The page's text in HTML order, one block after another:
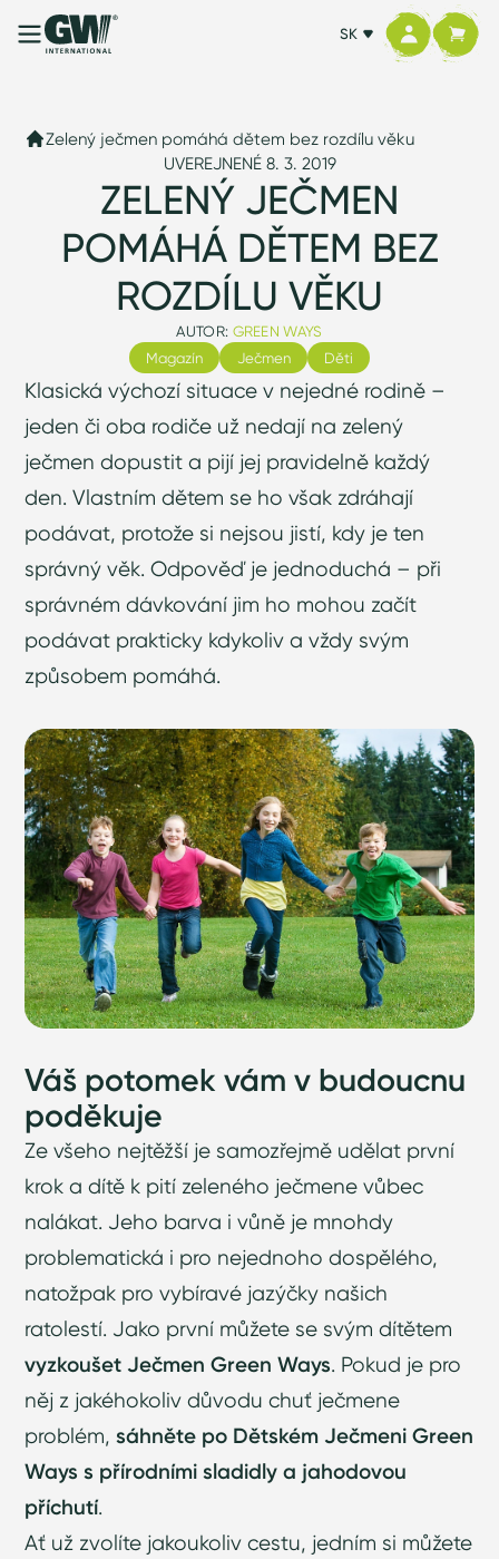
SK
Zelený ječmen pomáhá dětem bez rozdílu věku
UVEREJNENÉ 8. 3. 2019
ZELENÝ JEČMEN
POMÁHÁ DĚTEM BEZ
ROZDÍLU VĚKU
AUTOR: GREEN WAYS
Magazín
Ječmen Děti
Klasická výchozí situace v nejedné rodině –
jeden či oba rodiče už nedají na zelený
ječmen dopustit a pijí jej pravidelně každý
den. Vlastním dětem se ho však zdráhají
podávat, protože si nejsou jistí, kdy je ten
správný věk. Odpověď je jednoduchá – při
správném dávkování jim ho mohou začít
podávat prakticky kdykoliv a vždy svým
způsobem pomáhá.
Váš potomek vám v budoucnu
poděkuje
Ze všeho nejtěžší je samozřejmě udělat první
krok a dítě k pití zeleného ječmene vůbec
nalákat. Jeho barva i vůně je mnohdy
problematická i pro nejednoho dospělého,
natožpak pro vybíravé jazýčky našich
ratolestí. Jako první můžete se svým dítětem
vyzkoušet Ječmen Green Ways. Pokud je pro
něj z jakéhokoliv důvodu chuť ječmene
problém,sáhněte po Dětském Ječmeni Green
Ways s přírodními sladidly a jahodovou
příchutí.
Ať už zvolíte jakoukoliv cestu, jedním si můžete